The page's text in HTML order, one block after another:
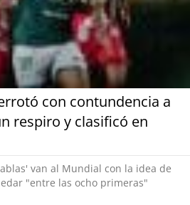
con contundencia a
respiro y clasificó en
van al Mundial con la idea de
"entre las ocho primeras"